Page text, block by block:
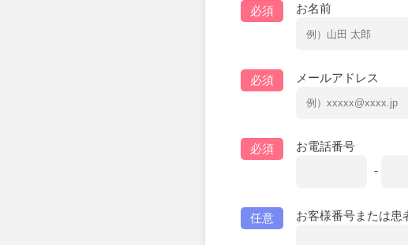
必須 お名前
必須 メールアドレス
必須
お電話番号
-
任意 お客様番号または患